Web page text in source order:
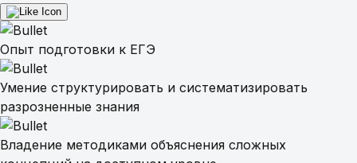
Как это работает
Цены
FAQ
Опыт подготовки к ЕГЭ
Умение структурировать и систематизировать
разрозненные знания
Владение методиками объяснения сложных